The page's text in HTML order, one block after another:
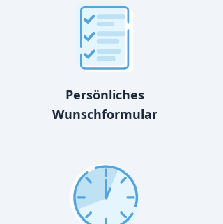
Persönliches
Wunschformular